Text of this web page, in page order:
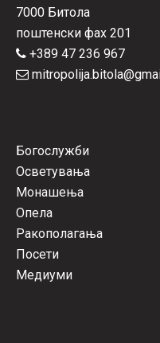
7000 Битола
поштенски фах 201
+389 47 236 967
Богослужби
Осветувања
Монашења
Опела
Ракополагања
Посети
Медиуми